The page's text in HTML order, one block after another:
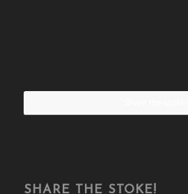
SHARE THE STOKE!